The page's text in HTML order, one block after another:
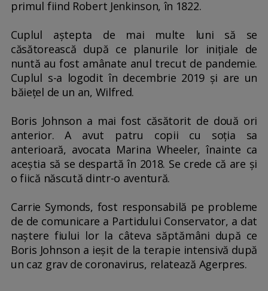
primul fiind Robert Jenkinson, în 1822.
Cuplul aştepta de mai multe luni să se
căsătorească după ce planurile lor iniţiale de
nuntă au fost amânate anul trecut de pandemie.
Cuplul s-a logodit în decembrie 2019 şi are un
băieţel de un an, Wilfred.
Boris Johnson a mai fost căsătorit de două ori
anterior. A avut patru copii cu soţia sa
anterioară, avocata Marina Wheeler, înainte ca
aceştia să se despartă în 2018. Se crede că are şi
o fiică născută dintr-o aventură.
Carrie Symonds, fost responsabilă pe probleme
de de comunicare a Partidului Conservator, a dat
naştere fiului lor la câteva săptămâni după ce
Boris Johnson a ieşit de la terapie intensivă după
un caz grav de coronavirus, relatează Agerpres.